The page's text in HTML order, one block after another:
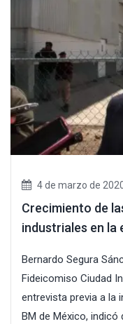
4 de marzo de
Crecimiento de
industriales en la
Bernardo Segura
Fideicomiso Ciudad
entrevista previa a la
BM de México,